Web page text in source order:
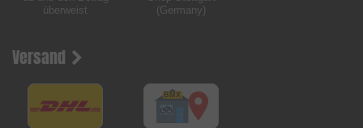
überweist
(Germany)
Versand